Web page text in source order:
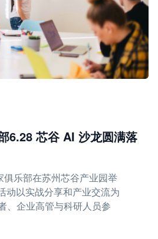
6.28 芯谷 AI 沙龙圆满落
乐部在苏州芯谷产业园举
动以实战分享和产业交流为
、企业高管与科研人员参